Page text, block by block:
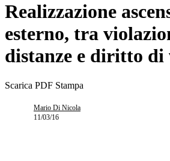
Realizzazione
esterno, tra
distanze e diritto di
Scarica PDF Stampa
Mario Di Nicola
11/03/16